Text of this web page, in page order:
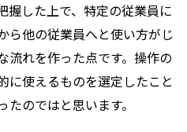
握した上で、特定の従業員に
ら他の従業員へと使い方がじ
流れを作った点です。操作の
に使えるものを選定したこと
のではと思います。